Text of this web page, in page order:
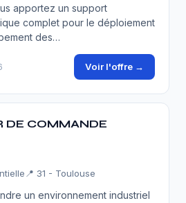
apportez un support
complet pour le déploiement
des…
Voir l'offre →
DE COMMANDE
📍 31 - Toulouse
un environnement industriel